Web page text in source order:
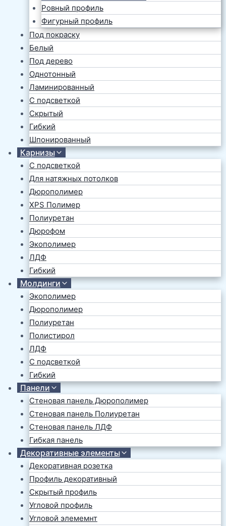
Ровный профиль
Фигурный профиль
Под покраску
Белый
Под дерево
Однотонный
Ламинированный
С подсветкой
Скрытый
Гибкий
Шпонированный
Карнизы
С подсветкой
Для натяжных потолков
Дюрополимер
XPS Полимер
Полиуретан
Дюрофом
Экополимер
ЛДФ
Гибкий
Молдинги
Экополимер
Дюрополимер
Полиуретан
Полистирол
ЛДФ
С подсветкой
Гибкий
Панели
Стеновая панель Дюрополимер
Стеновая панель Полиуретан
Стеновая панель ЛДФ
Гибкая панель
Декоративные элементы
Декоративная розетка
Профиль декоративный
Скрытый профиль
Угловой профиль
Угловой элемемнт